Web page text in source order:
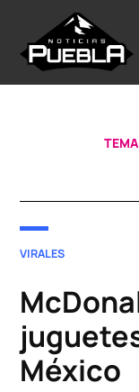
content
POSTED
VIRALES
México